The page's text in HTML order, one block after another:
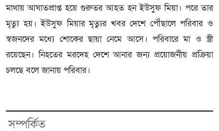
মাথায় আঘাতপ্রাপ্ত হয়ে গুরুতর আহত হন ইউসুফ মিয়া। পরে তার
মৃত্যু হয়। ইউসুফ মিয়ার মৃত্যুর খবর দেশে পৌঁছালে পরিবার ও
স্বজনদের মধ্যে শোকের ছায়া নেমে আসে। পরিবারে মা ও স্ত্রী
রয়েছেন। নিহতের মরদেহ দেশে আনার জন্য প্রয়োজনীয় প্রক্রিয়া
চলছে বলে জানায় পরিবার।
সম্পর্কিত